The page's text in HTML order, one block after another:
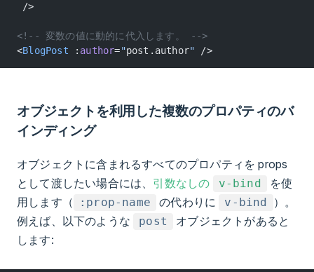
/>
<!-- 変数の値に動的に代入します。 -->
<BlogPost : author="post.author" />
オブジェクトを利用した複数のプロパティのバ
インディング
オブジェクトに含まれるすべてのプロパティを props
として渡したい場合には、 引数なしの v-bind
を使
用します（
:prop-name の代わりに v-bind
）。
例えば、以下のような
post
オブジェクトがあると
します: